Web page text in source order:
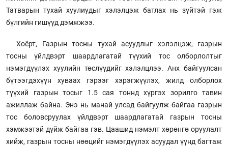
Татварын тухай хуулиудыг хэлэлцэж батлах нь зүйтэй гэж
бүлгийн гишүүд дэмжжээ.
Хоёрт, Газрын тосны тухай асуудлыг хэлэлцэж, газрын
тосны үйлдвэрт шаардлагатай түүхий тос олборлолтыг
нэмэгдүүлэх хуулийн төслүүдийг хэлэлцлээ. Анх байгуулсан
бүтээгдэхүүн хуваах гэрээг хэрэгжүүлэх, жилд олборлох
түүхий газрын тосыг 1.5 сая тоннд хүргэх зорилго тавин
ажиллаж байна. Энэ нь манай улсад байгуулж байгаа газрын
тос боловсруулах үйлдвэрт шаардлагатай газрын тосны
хэмжээтэй дүйж байгаа гэв. Цаашид нэмэлт хөрөнгө оруулалт
хийж, газрын тосны нөөцийг нэмэгдүүлэх асуудал үүнд багтаж